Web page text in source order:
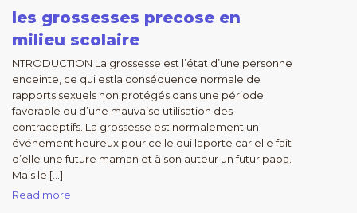
les grossesses precose en
milieu scolaire
NTRODUCTION La grossesse est l’état d’une personne
enceinte, ce qui estla conséquence normale de
rapports sexuels non protégés dans une période
favorable ou d’une mauvaise utilisation des
contraceptifs. La grossesse est normalement un
événement heureux pour celle qui laporte car elle fait
d’elle une future maman et à son auteur un futur papa.
Mais le […]
Read more